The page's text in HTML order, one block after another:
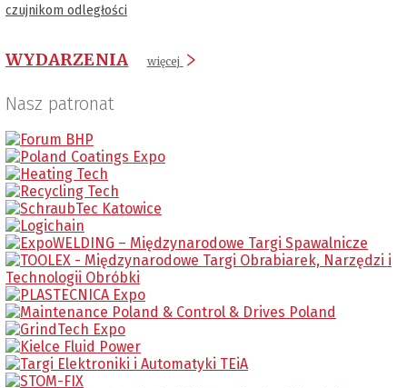
czujnikom odległości
WYDARZENIA więcej
Nasz patronat